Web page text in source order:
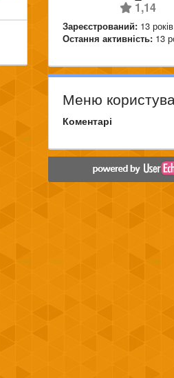
1,14
Зареєстрований: 13
Остання активність: 13
Меню
Коментарі